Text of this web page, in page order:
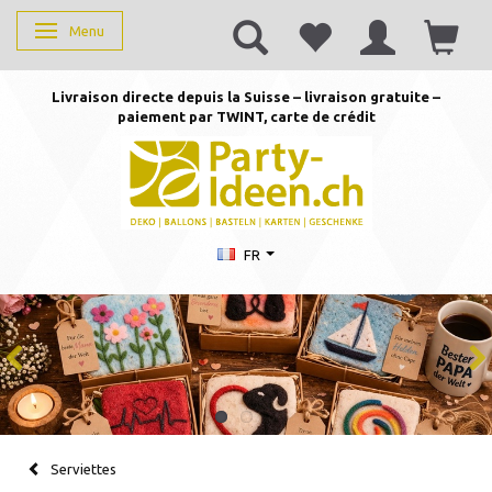
Basculer la navigation
Menu
Livraison directe depuis la Suisse – livraison gratuite –
paiement par TWINT, carte de crédit
FR
Serviettes